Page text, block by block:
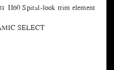
ร H60 Spiral-look trim element
SELECT